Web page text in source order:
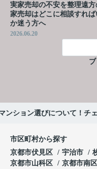
実家売却の不安を整理遠方
家売却はどこに相談すれば
か迷う方へ
2026.06.20
ンション選びについて！チ
市区町村から探す
京都市伏見区
宇治市
京都市山科区
京都市南区